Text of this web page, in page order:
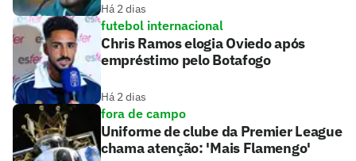
Há 2 dias
futebol internacional
Chris Ramos elogia Oviedo após
empréstimo pelo Botafogo
Há 2 dias
fora de campo
Uniforme de clube da Premier League
chama atenção: 'Mais Flamengo'